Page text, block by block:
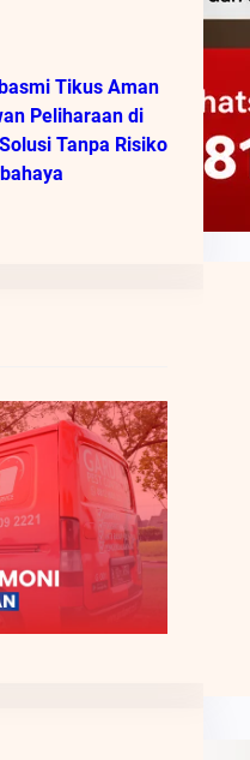
Tikus Aman
Peliharaan di
Tanpa Risiko